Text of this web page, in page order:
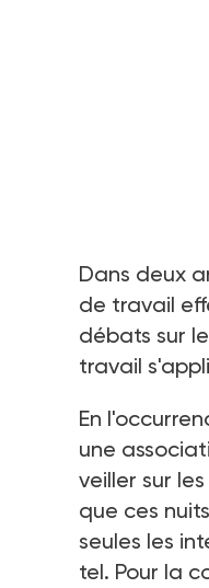
Dans deux
de travail
débats sur
travail
En
une
veiller sur
que ces
seules les
tel. Pour la